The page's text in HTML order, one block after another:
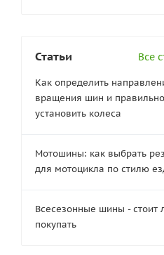
Статьи Все
Как определить
вращения шин и правильно
установить колеса
Мотошины: как выбрать
для мотоцикла по стилю
Всесезонные шины - стоит
покупать